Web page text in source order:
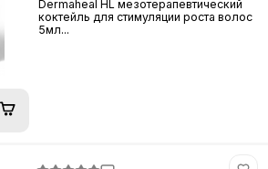
Dermaheal HL мезотерапевтический
коктейль для стимуляции роста волос
5мл...